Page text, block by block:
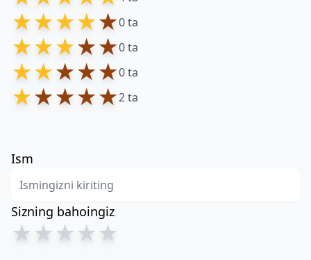
★★★★★0 ta
★★★★★0 ta
★★★★★0 ta
★★★★★2 ta
Ism
Sizning bahoingiz
★★★★★